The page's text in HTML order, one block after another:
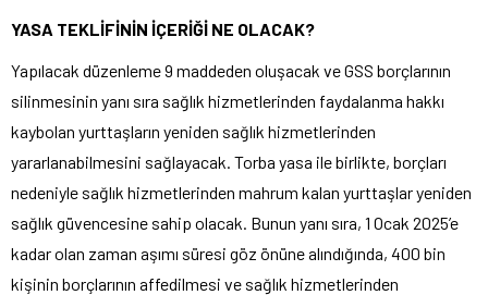
YASA TEKLİFİNİN İÇERİĞİ NE OLACAK?
Yapılacak düzenleme 9 maddeden oluşacak ve GSS borçlarının
silinmesinin yanı sıra sağlık hizmetlerinden faydalanma hakkı
kaybolan yurttaşların yeniden sağlık hizmetlerinden
yararlanabilmesini sağlayacak. Torba yasa ile birlikte, borçları
nedeniyle sağlık hizmetlerinden mahrum kalan yurttaşlar yeniden
sağlık güvencesine sahip olacak. Bunun yanı sıra, 1 Ocak 2025’e
kadar olan zaman aşımı süresi göz önüne alındığında, 400 bin
kişinin borçlarının affedilmesi ve sağlık hizmetlerinden